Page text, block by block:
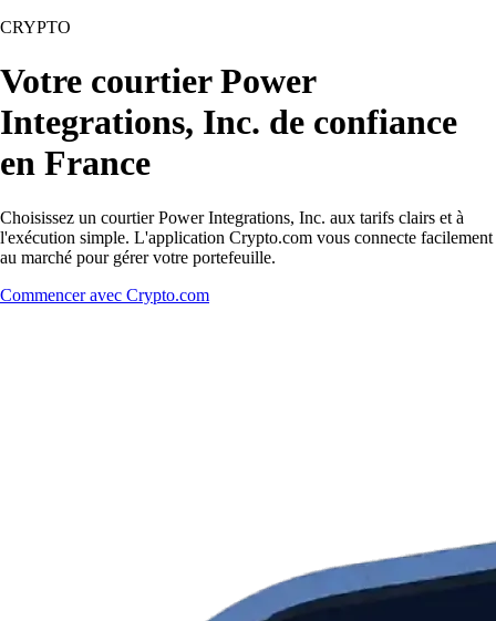
CRYPTO
Votre courtier Power
Integrations, Inc. de confiance
en France
Choisissez un courtier Power Integrations, Inc. aux tarifs clairs et à
l'exécution simple. L'application Crypto.com vous connecte facilement
au marché pour gérer votre portefeuille.
Commencer avec Crypto.com